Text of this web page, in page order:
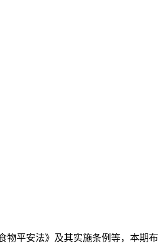
平安法》及其实施条例等，本期布